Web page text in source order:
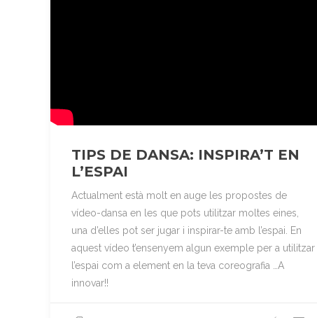
TIPS DE DANSA: INSPIRA’T EN
L’ESPAI
Actualment està molt en auge les propostes de
vídeo-dansa en les que pots utilitzar moltes eines,
una d’elles pot ser jugar i inspirar-te amb l’espai. En
aquest vídeo t’ensenyem algun exemple per a utilitzar
l’espai com a element en la teva coreografia …A
innovar!!